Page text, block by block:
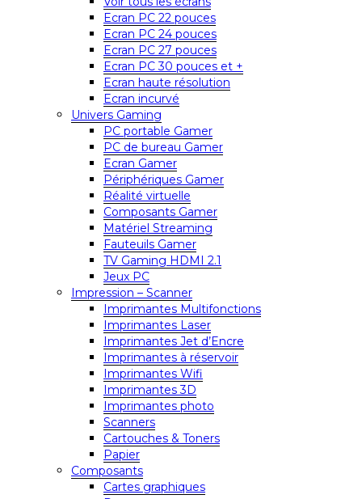
Ecran PC 22 pouces
Ecran PC 24 pouces
Ecran PC 27 pouces
Ecran PC 30 pouces et +
Ecran haute résolution
Ecran incurvé
Univers Gaming
PC portable Gamer
PC de bureau Gamer
Ecran Gamer
Périphériques Gamer
Réalité virtuelle
Composants Gamer
Matériel Streaming
Fauteuils Gamer
TV Gaming HDMI 2.1
Jeux PC
Impression – Scanner
Imprimantes Multifonctions
Imprimantes Laser
Imprimantes Jet d’Encre
Imprimantes à réservoir
Imprimantes Wifi
Imprimantes 3D
Imprimantes photo
Scanners
Cartouches & Toners
Papier
Composants
Cartes graphiques